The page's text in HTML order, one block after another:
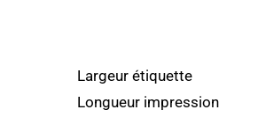
Largeur étiquette
Longueur impression